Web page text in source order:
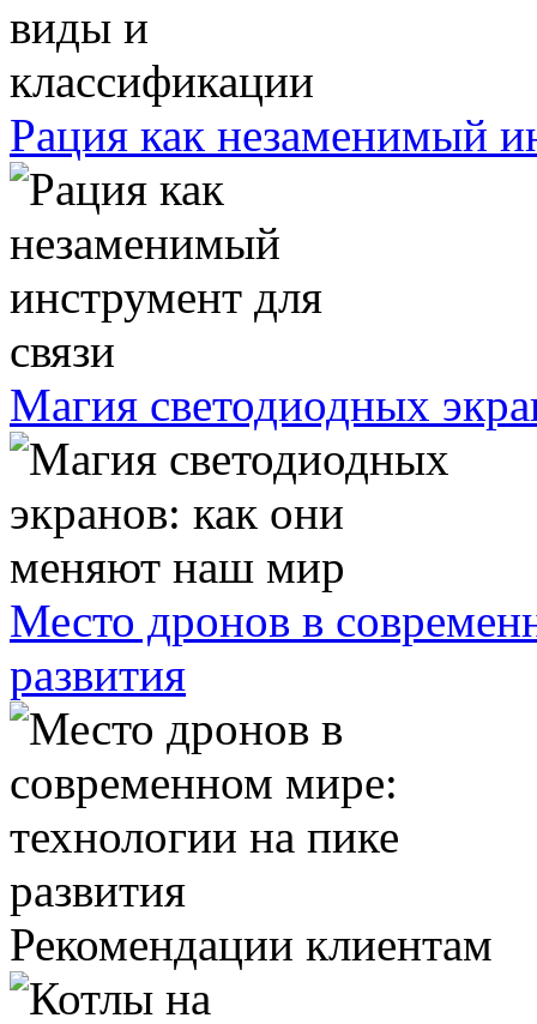
Рация как незаменимый
Магия светодиодных
Место дронов в
развития
Рекомендации клиентам